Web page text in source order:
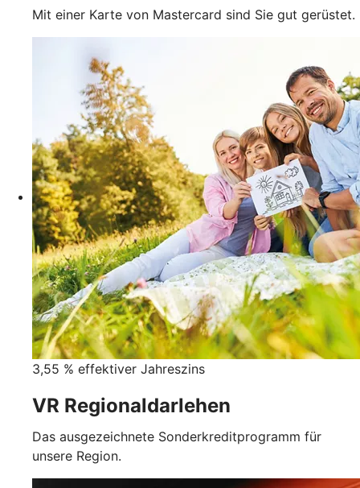
Mit einer Karte von Mastercard sind Sie gut gerüstet.
3,55 % effektiver Jahreszins
VR Regionaldarlehen
Das ausgezeichnete Sonderkreditprogramm für
unsere Region.